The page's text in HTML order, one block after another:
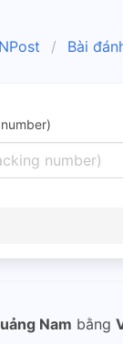
Bài
Nam bằng